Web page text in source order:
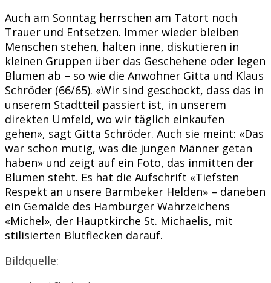
Auch am Sonntag herrschen am Tatort noch
Trauer und Entsetzen. Immer wieder bleiben
Menschen stehen, halten inne, diskutieren in
kleinen Gruppen über das Geschehene oder legen
Blumen ab – so wie die Anwohner Gitta und Klaus
Schröder (66/65). «Wir sind geschockt, dass das in
unserem Stadtteil passiert ist, in unserem
direkten Umfeld, wo wir täglich einkaufen
gehen», sagt Gitta Schröder. Auch sie meint: «Das
war schon mutig, was die jungen Männer getan
haben» und zeigt auf ein Foto, das inmitten der
Blumen steht. Es hat die Aufschrift «Tiefsten
Respekt an unsere Barmbeker Helden» – daneben
ein Gemälde des Hamburger Wahrzeichens
«Michel», der Hauptkirche St. Michaelis, mit
stilisierten Blutflecken darauf.
Bildquelle: